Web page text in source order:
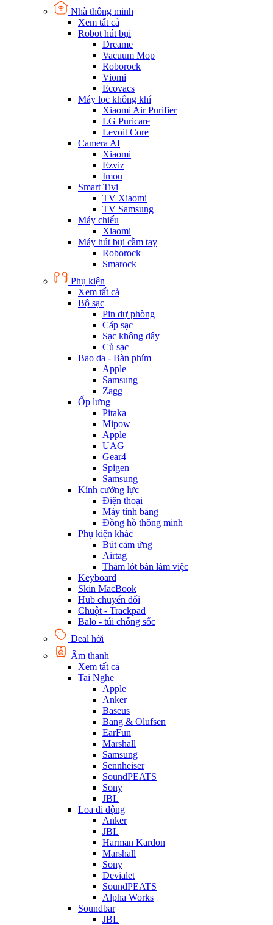
Nhà thông minh
Xem tất cả
Robot hút bụi
Dreame
Vacuum Mop
Roborock
Viomi
Ecovacs
Máy lọc không khí
Xiaomi Air Purifier
LG Puricare
Levoit Core
Camera AI
Xiaomi
Ezviz
Imou
Smart Tivi
TV Xiaomi
TV Samsung
Máy chiếu
Xiaomi
Máy hút bụi cầm tay
Roborock
Smarock
Phụ kiện
Xem tất cả
Bộ sạc
Pin dự phòng
Cáp sạc
Sạc không dây
Củ sạc
Bao da - Bàn phím
Apple
Samsung
Zagg
Ốp lưng
Pitaka
Mipow
Apple
UAG
Gear4
Spigen
Samsung
Kính cường lực
Điện thoại
Máy tính bảng
Đồng hồ thông minh
Phụ kiện khác
Bút cảm ứng
Airtag
Thảm lót bàn làm việc
Keyboard
Skin MacBook
Hub chuyển đổi
Chuột - Trackpad
Balo - túi chống sốc
Deal hời
Âm thanh
Xem tất cả
Tai Nghe
Apple
Anker
Baseus
Bang & Olufsen
EarFun
Marshall
Samsung
Sennheiser
SoundPEATS
Sony
JBL
Loa di động
Anker
JBL
Harman Kardon
Marshall
Sony
Devialet
SoundPEATS
Alpha Works
Soundbar
JBL